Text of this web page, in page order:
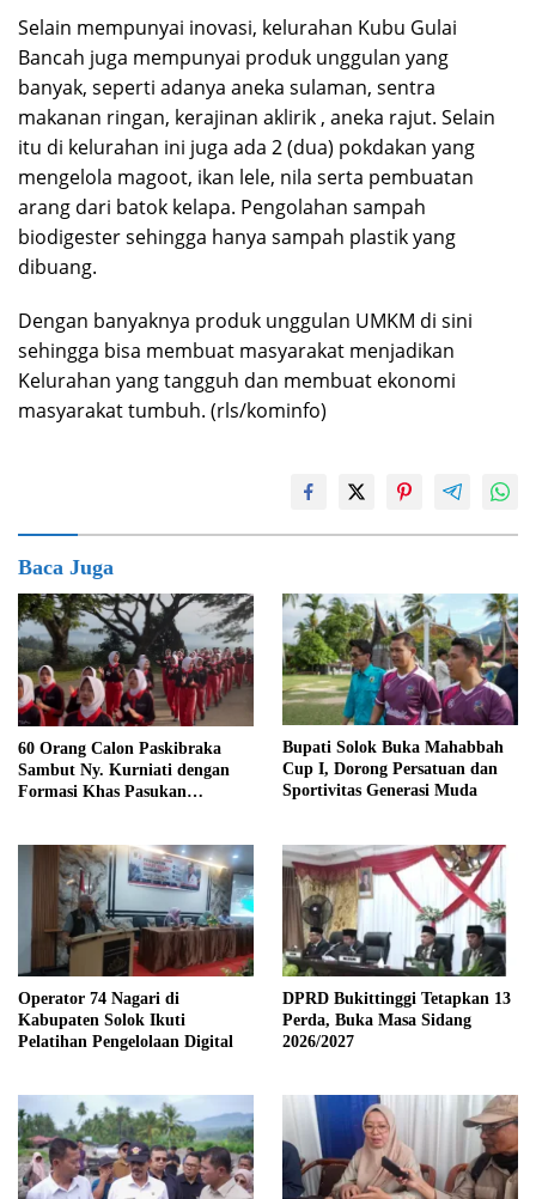
Selain mempunyai inovasi, kelurahan Kubu Gulai
Bancah juga mempunyai produk unggulan yang
banyak, seperti adanya aneka sulaman, sentra
makanan ringan, kerajinan aklirik , aneka rajut. Selain
itu di kelurahan ini juga ada 2 (dua) pokdakan yang
mengelola magoot, ikan lele, nila serta pembuatan
arang dari batok kelapa. Pengolahan sampah
biodigester sehingga hanya sampah plastik yang
dibuang.
Dengan banyaknya produk unggulan UMKM di sini
sehingga bisa membuat masyarakat menjadikan
Kelurahan yang tangguh dan membuat ekonomi
masyarakat tumbuh. (rls/kominfo)
Baca Juga
60 Orang Calon Paskibraka
Sambut Ny. Kurniati dengan
Formasi Khas Pasukan
Sehat
Bupati Solok Buka Mahabbah
Cup I, Dorong Persatuan dan
Sportivitas Generasi Muda
Operator 74 Nagari di
Kabupaten Solok Ikuti
Pelatihan Pengelolaan Digital
DPRD Bukittinggi Tetapkan 13
Perda, Buka Masa Sidang
2026/2027